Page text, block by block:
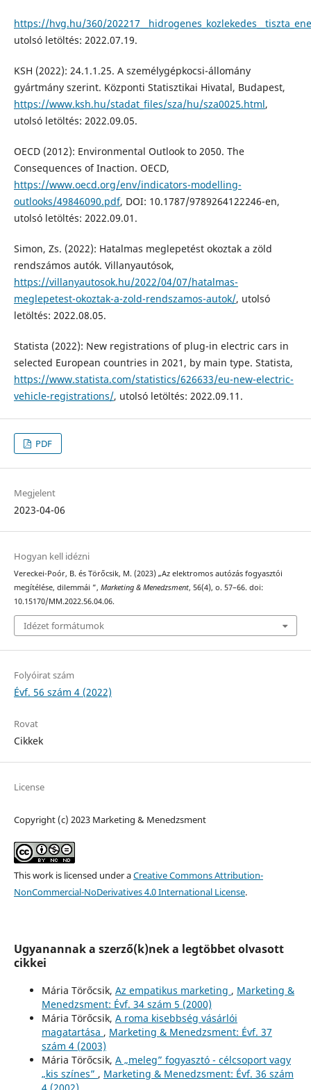
https://hvg.hu/360/
utolsó letöltés: 2022.07.19.
KSH (2022): 24.1.1.25. A személygépkocsi-állomány
gyártmány szerint. Központi Statisztikai Hivatal, Budapest,
https://www.ksh.hu/stadat_files/sza/hu/sza0025.html,
utolsó letöltés: 2022.09.05.
OECD (2012): Environmental Outlook to 2050. The
Consequences of Inaction. OECD,
https://www.oecd.org/env/indicators-modelling-
outlooks/49846090.pdf, DOI: 10.1787/9789264122246-en,
utolsó letöltés: 2022.09.01.
Simon, Zs. (2022): Hatalmas meglepetést okoztak a zöld
rendszámos autók. Villanyautósok,
https://villanyautosok.hu/2022/04/07/hatalmas-
meglepetest-okoztak-a-zold-rendszamos-autok/, utolsó
letöltés: 2022.08.05.
Statista (2022): New registrations of plug-in electric cars in
selected European countries in 2021, by main type. Statista,
https://www.statista.com/statistics/626633/eu-new-electric-
vehicle-registrations/, utolsó letöltés: 2022.09.11.
PDF
Megjelent
2023-04-06
Hogyan kell idézni
Vereckei-Poór, B. és Törőcsik, M. (2023) „Az elektromos autózás fogyasztói
megítélése, dilemmái ”, Marketing & Menedzsment, 56(4), o. 57–66. doi:
10.15170/MM.2022.56.04.06.
Idézet formátumok
Folyóirat szám
Évf. 56 szám 4 (2022)
Rovat
Cikkek
License
Copyright (c) 2023 Marketing & Menedzsment
This work is licensed under aCreative Commons Attribution-
NonCommercial-NoDerivatives 4.0 International License.
Ugyanannak a szerző(k)nek a legtöbbet olvasott
cikkei
Mária Törőcsik, Az empatikus marketing , Marketing &
Menedzsment: Évf. 34 szám 5 (2000)
Mária Törőcsik, A roma kisebbség vásárlói
magatartása , Marketing & Menedzsment: Évf. 37
szám 4 (2003)
Mária Törőcsik, A „meleg” fogyasztó - célcsoport vagy
„kis színes” , Marketing & Menedzsment: Évf. 36 szám